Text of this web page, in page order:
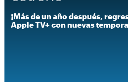
¡Más de un año después,
Apple TV+ con nuevas